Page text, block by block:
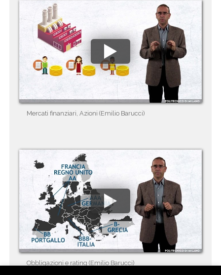
Mercati finanziari, Azioni (Emilio Barucci)
Obbligazioni e rating (Emilio Barucci)